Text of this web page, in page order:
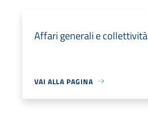
Affari generali e collettività
VAI ALLA PAGINA